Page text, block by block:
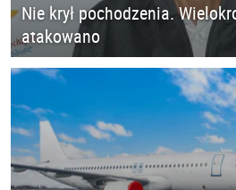
Nie krył pochodzenia.
atakowano